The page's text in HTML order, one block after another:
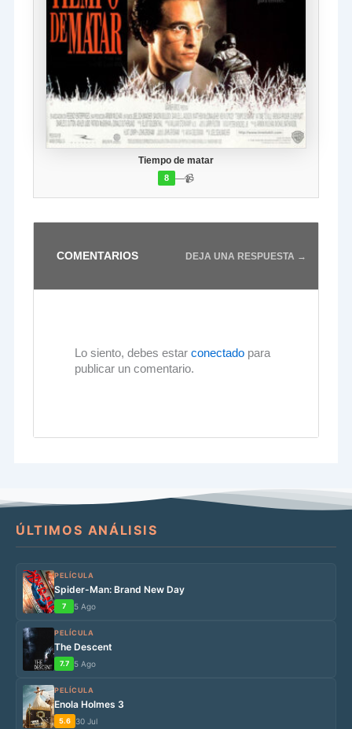
Tiempo de matar
8 —📹
COMENTARIOS DEJA UNA RESPUESTA →
Lo siento, debes estar conectadopara
publicar un comentario.
ÚLTIMOS ANÁLISIS
PELÍCULA
Spider-Man: Brand New Day
7 5 Ago
PELÍCULA
The Descent
7.7 5 Ago
PELÍCULA
Enola Holmes 3
5.6 30 Jul